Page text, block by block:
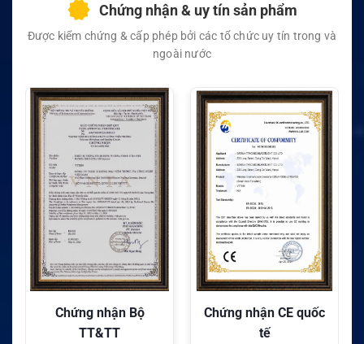
Chứng nhận & uy tín sản phẩm
Được kiểm chứng & cấp phép bởi các tổ chức uy tín trong và
ngoài nước
Chứng nhận Bộ
TT&TT
Chứng nhận CE quốc
tế